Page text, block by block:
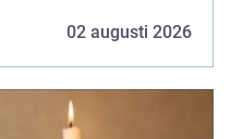
02 augusti 2026